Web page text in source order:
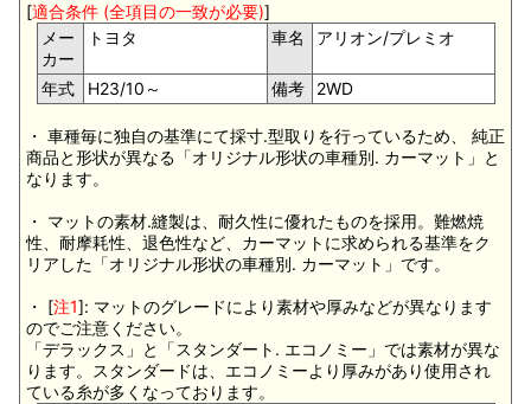
[適合条件 (全項目の一致が必要)]
メー
カー
トヨタ 車名 アリオン/プレミオ
年式 H23/10～ 備考 2WD
・ 車種毎に独自の基準にて採寸.型取りを行っているため、 純正
商品と形状が異なる「オリジナル形状の車種別. カーマット」と
なります。
・ マットの素材.縫製は、耐久性に優れたものを採用。難燃焼
性、耐摩耗性、退色性など、カーマットに求められる基準をク
リアした「オリジナル形状の車種別. カーマット」です。
・ [注1]: マットのグレードにより素材や厚みなどが異なります
のでご注意ください。
「デラックス」と「スタンダート. エコノミー」では素材が異な
ります。スタンダードは、エコノミーより厚みがあり使用され
ている糸が多くなっております。